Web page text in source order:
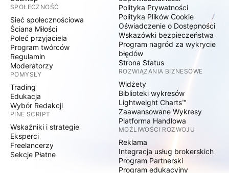
SPOŁECZNOŚĆ
Sieć społecznościowa
Ściana Miłości
Poleć przyjaciela
Program twórców
Regulamin
Moderatorzy
POMYSŁY
Trading
Edukacja
Wybór Redakcji
PINE SCRIPT
Wskaźniki i strategie
Eksperci
Freelancerzy
Sekcje Płatne
Polityka Prywatności
Polityka Plików Cookie
Oświadczenie o Dostępności
Wskazówki bezpieczeństwa
Program nagród za wykrycie
błędów
Strona Status
ROZWIĄZANIA BIZNESOWE
Widżety
Biblioteki wykresów
Lightweight Charts™
Zaawansowane Wykresy
Platforma Handlowa
MOŻLIWOŚCI ROZWOJU
Reklama
Integracja usług brokerskich
Program Partnerski
Program edukacyjny